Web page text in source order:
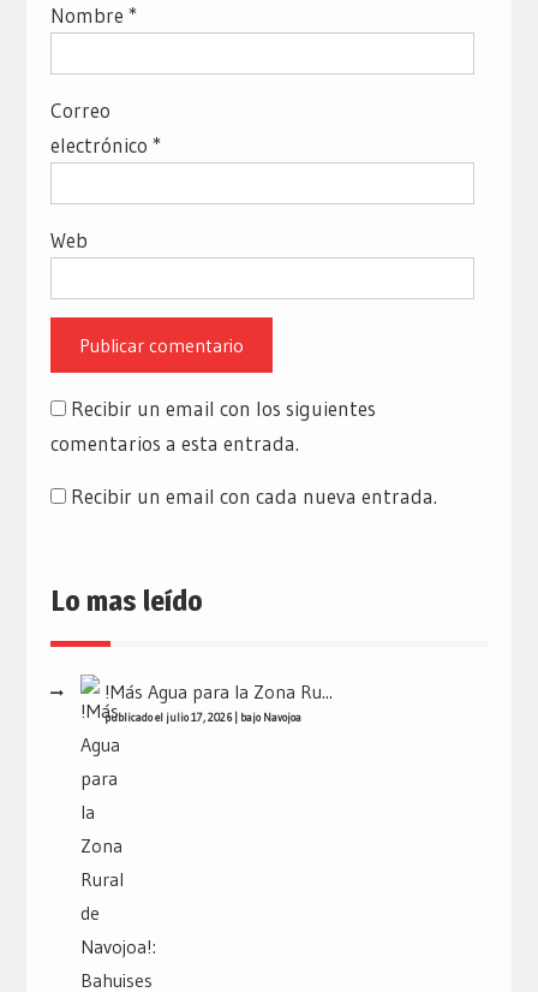
Nombre *
Correo
electrónico *
Web
Recibir un email con los siguientes
comentarios a esta entrada.
Recibir un email con cada nueva entrada.
Lo mas leído
!Más Agua para la Zona Ru...
publicado el julio 17, 2026| bajoNavojoa